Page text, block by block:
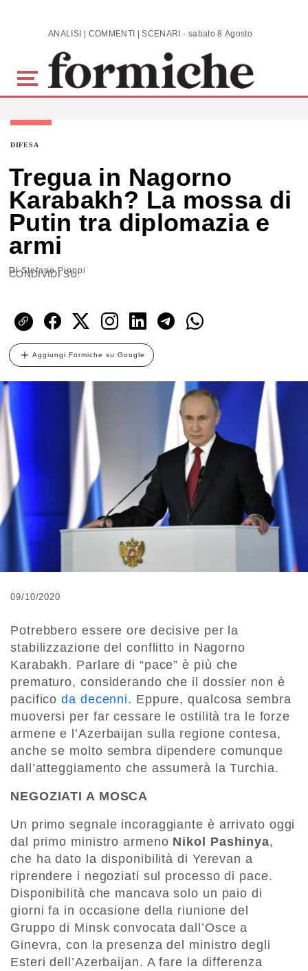
Skip to main content ANALISI | COMMENTI | SCENARI - sabato 8 Agosto 2026
DIFESA
Tregua in Nagorno
Karabakh? La mossa di
Putin tra diplomazia e
armi
DiStefano Pioppi
CONDIVIDI SU:
Aggiungi Formiche su Google
09/10/2020
Potrebbero essere ore decisive per la
stabilizzazione del conflitto in Nagorno
Karabakh. Parlare di “pace” è più che
prematuro, considerando che il dossier non è
pacificoda decenni. Eppure, qualcosa sembra
muoversi per far cessare le ostilità tra le forze
armene e l’Azerbaijan sulla regione contesa,
anche se molto sembra dipendere comunque
dall’atteggiamento che assumerà la Turchia.
NEGOZIATI A MOSCA
Un primo segnale incoraggiante è arrivato oggi
dal primo ministro armeno Nikol Pashinya,
che ha dato la disponibilità di Yerevan a
riprendere i negoziati sul processo di pace.
Disponibilità che mancava solo un paio di
giorni fa in occasione della riunione del
Gruppo di Minsk convocata dall’Osce a
Ginevra, con la presenza del ministro degli
Esteri dell’Azerbaijan. A fare la differenza